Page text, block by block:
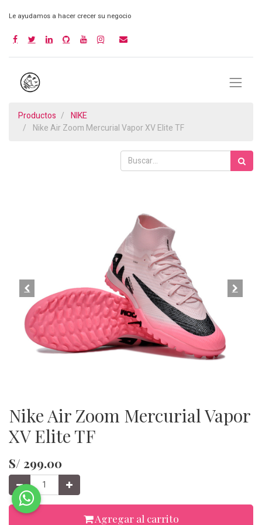
Le ayudamos a hacer crecer su negocio
Productos
NIKE
Nike Air Zoom Mercurial Vapor XV Elite TF
Nike Air Zoom Mercurial Vapor
XV Elite TF
S/ 299.00
Agregar al carrito